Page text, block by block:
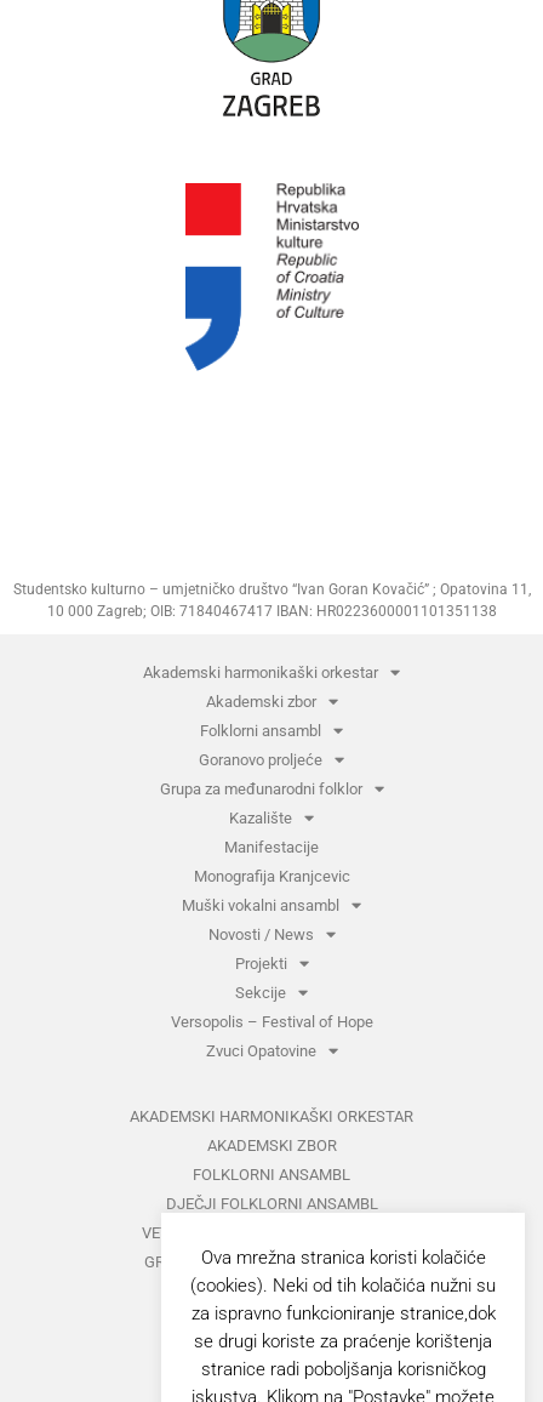
Studentsko kulturno – umjetničko društvo “Ivan Goran Kovačić” ; Opatovina 11,
10 000 Zagreb; OIB: 71840467417 IBAN: HR0223600001101351138
Akademski harmonikaški orkestar
Akademski zbor
Folklorni ansambl
Goranovo proljeće
Grupa za međunarodni folklor
Kazalište
Manifestacije
Monografija Kranjcevic
Muški vokalni ansambl
Novosti / News
Projekti
Sekcije
Versopolis – Festival of Hope
Zvuci Opatovine
AKADEMSKI HARMONIKAŠKI ORKESTAR
AKADEMSKI ZBOR
FOLKLORNI ANSAMBL
DJEČJI FOLKLORNI ANSAMBL
VETERANI FOLKLORNOG ANSAMBLA
GRUPA ZA MEĐUNARODNI FOLKLOR
KAZALIŠTE
MUŠKI VOKALNI ANSAMBL
ZAJEDNIČKI KONCERTI
Ova mrežna stranica koristi kolačiće
(cookies). Neki od tih kolačića nužni su
za ispravno funkcioniranje stranice,dok
se drugi koriste za praćenje korištenja
stranice radi poboljšanja korisničkog
iskustva. Klikom na "Postavke" možete